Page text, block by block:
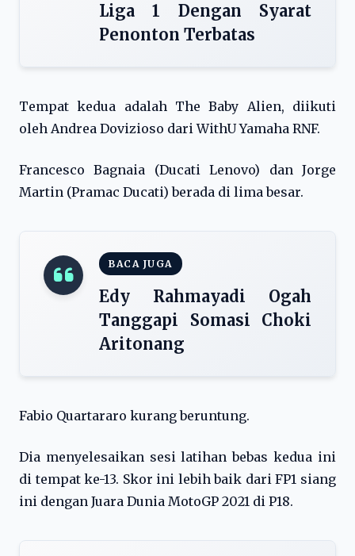
Liga 1 Dengan Syarat
Penonton Terbatas
Tempat kedua adalah The Baby Alien, diikuti
oleh Andrea Dovizioso dari WithU Yamaha RNF.
Francesco Bagnaia (Ducati Lenovo) dan Jorge
Martin (Pramac Ducati) berada di lima besar.
BACA JUGA
Edy Rahmayadi Ogah
Tanggapi Somasi Choki
Aritonang
Fabio Quartararo kurang beruntung.
Dia menyelesaikan sesi latihan bebas kedua ini
di tempat ke-13. Skor ini lebih baik dari FP1 siang
ini dengan Juara Dunia MotoGP 2021 di P18.